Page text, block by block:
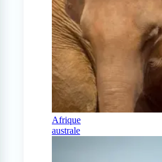
Afrique
australe